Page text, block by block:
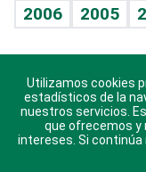
Sin complejos
En pocas palabras
Escuchando al
Economía Personal
2006
2005
Descarga
Utilizamos cookies
estadísticos de la
nuestros servicios.
que ofrecemos y
intereses. Si continúa